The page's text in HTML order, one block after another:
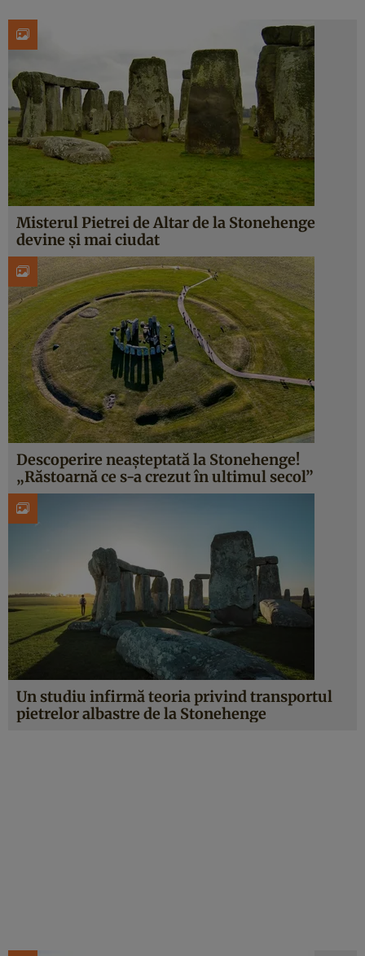
Misterul Pietrei de Altar de la Stonehenge
devine și mai ciudat
Descoperire neașteptată la Stonehenge!
„Răstoarnă ce s-a crezut în ultimul secol”
Un studiu infirmă teoria privind transportul
pietrelor albastre de la Stonehenge